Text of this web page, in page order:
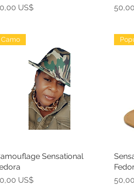
US$
Precio
Vista rápida
Camo
Sensational
US$
Precio